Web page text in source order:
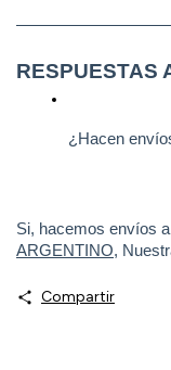
RESPUESTAS
¿Hacen
Si, hacemos envíos
ARGENTINO,
Compartir